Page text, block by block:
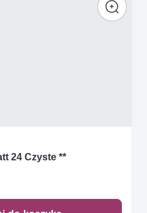
24 Czyste **